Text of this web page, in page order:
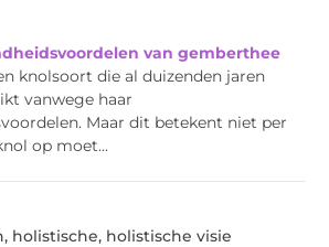
van gemberthee
knolsoort die al duizenden jaren
vanwege haar
Maar dit betekent niet per
op moet...
, holistische, holistische visie